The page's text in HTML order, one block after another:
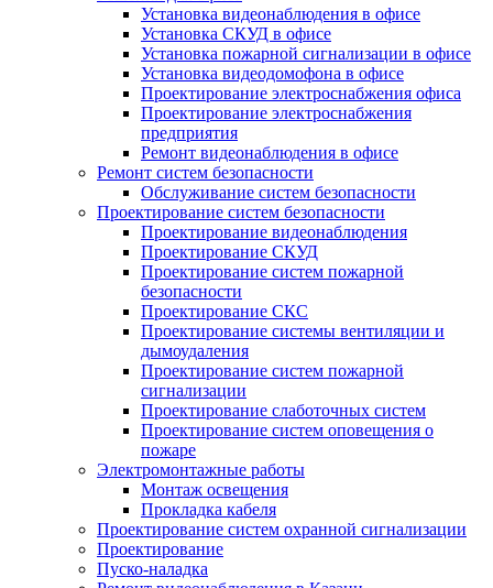
Установка видеонаблюдения в офисе
Установка СКУД в офисе
Установка пожарной сигнализации в офисе
Установка видеодомофона в офисе
Проектирование электроснабжения офиса
Проектирование электроснабжения
предприятия
Ремонт видеонаблюдения в офисе
Ремонт систем безопасности
Обслуживание систем безопасности
Проектирование систем безопасности
Проектирование видеонаблюдения
Проектирование СКУД
Проектирование систем пожарной
безопасности
Проектирование СКС
Проектирование системы вентиляции и
дымоудаления
Проектирование систем пожарной
сигнализации
Проектирование слаботочных систем
Проектирование систем оповещения о
пожаре
Электромонтажные работы
Монтаж освещения
Прокладка кабеля
Проектирование систем охранной сигнализации
Проектирование
Пуско-наладка